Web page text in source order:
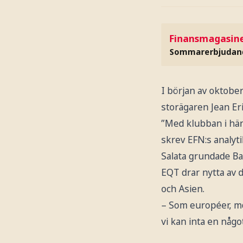
I början av
storägaren Jean
”Med klubban i
skrev EFN:s
Salata grundade
EQT drar nytta av
och Asien.
– Som européer,
vi kan inta en